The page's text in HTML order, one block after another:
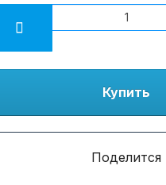
Купить
Поделится